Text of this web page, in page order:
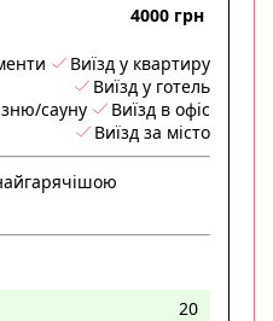
4000 грн
Виїзд у квартиру
Виїзд у готель
сауну
Виїзд в офіс
Виїзд за місто
20